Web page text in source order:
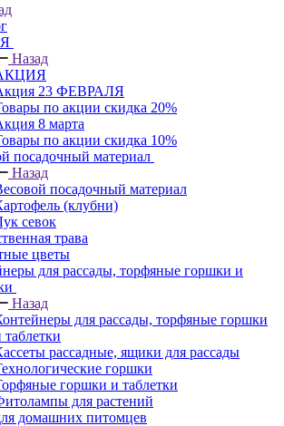
Назад
23 ФЕВРАЛЯ
по акции скидка 20%
8 марта
по акции скидка 10%
посадочный материал
Назад
посадочный материал
(клубни)
севок
трава
цветы
для рассады, торфяные горшки и
Назад
для рассады, торфяные горшки
таблетки
рассадные, ящики для рассады
горшки
горшки и таблетки
для растений
домашних питомцев